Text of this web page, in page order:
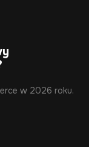
w 2026 roku.